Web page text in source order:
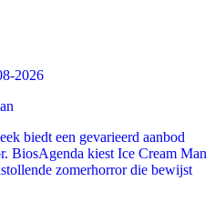
2026
biedt een gevarieerd aanbod
BiosAgenda kiest Ice Cream Man
zomerhorror die bewijst